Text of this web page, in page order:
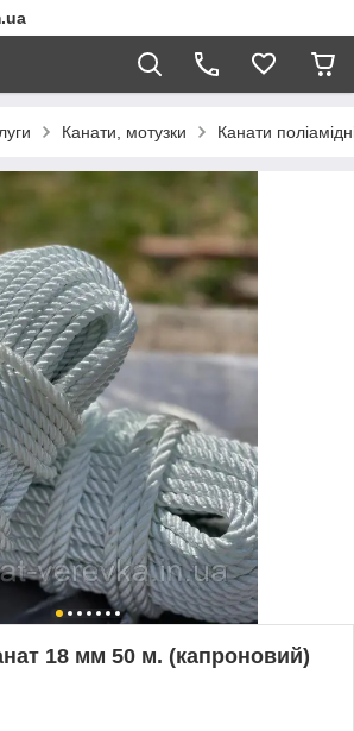
Канати, мотузки Канати
18 мм 50 м. (капроновий)